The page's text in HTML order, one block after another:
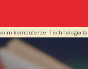
komputerze.